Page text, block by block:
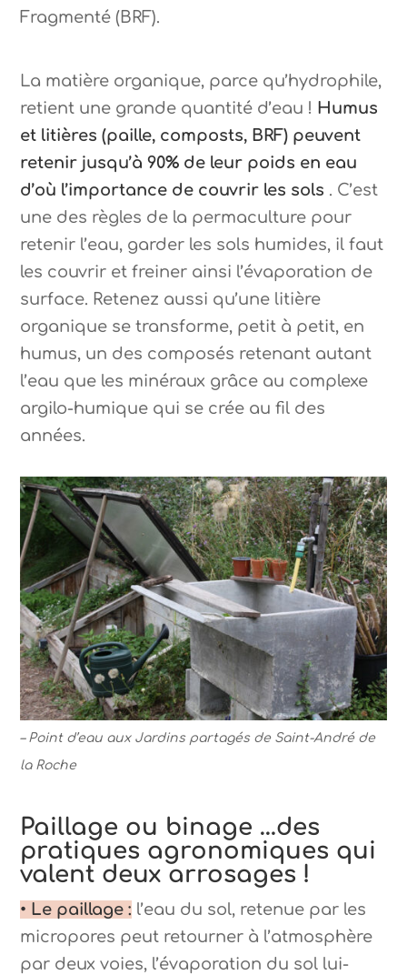
Fragmenté (BRF).
La matière organique, parce qu’hydrophile,
retient une grande quantité d’eau ! Humus
et litières (paille, composts, BRF) peuvent
retenir jusqu’à 90% de leur poids en eau
d’où l’importance de couvrir les sols . C’est
une des règles de la permaculture pour
retenir l’eau, garder les sols humides, il faut
les couvrir et freiner ainsi l’évaporation de
surface. Retenez aussi qu’une litière
organique se transforme, petit à petit, en
humus, un des composés retenant autant
l’eau que les minéraux grâce au complexe
argilo-humique qui se crée au fil des
années.
– Point d’eau aux Jardins partagés de Saint-André de
la Roche
Paillage ou binage …des
pratiques agronomiques qui
valent deux arrosages !
• Le paillage : l’eau du sol, retenue par les
micropores peut retourner à l’atmosphère
par deux voies, l’évaporation du sol lui-